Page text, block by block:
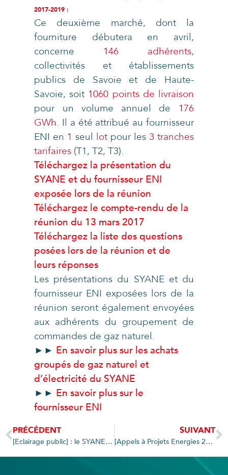
2017-2019 :
Ce deuxième marché, dont la
fourniture débutera en avril,
concerne 146 adhérents,
collectivités et établissements
publics de Savoie et de Haute-
Savoie, soit 1060 points de livraison
pour un volume annuel de 176
GWh. Il a été attribué au fournisseur
ENI en 1 seul lot pour les 3 tranches
tarifaires (T1, T2, T3).
Téléchargez la présentation du
SYANE et du fournisseur ENI
exposée lors de la réunion
Téléchargez le compte-rendu de la
réunion du 13 mars 2017
Téléchargez la liste des questions
posées lors de la réunion et de
leurs réponses
Les présentations du SYANE et du
fournisseur ENI exposées lors de la
réunion seront également envoyées
aux adhérents du groupement de
commandes de gaz naturel.
►► En savoir plus sur les achats
groupés de gaz naturel et
d’électricité du SYANE
►► En savoir plus sur le
fournisseur ENI
PRÉCÉDENT
[Eclairage public] : le SYANE en balade nocturne avec le Grand Annecy
SUIVANT
[Appels à Projets Energies 2017] : Moins d’un mois pour déposer votre candidature !